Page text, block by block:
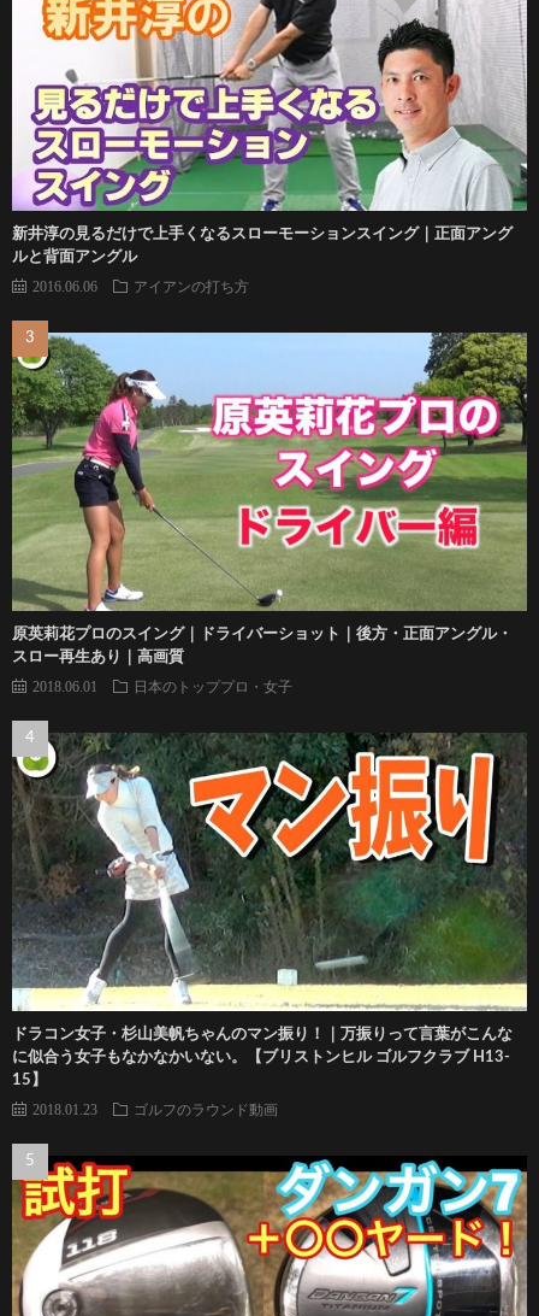
新井淳の見るだけで上手くなるスローモーションスイング｜正面アング
ルと背面アングル
2016.06.06 アイアンの打ち方
原英莉花プロのスイング｜ドライバーショット｜後方・正面アングル・
スロー再生あり｜高画質
2018.06.01 日本のトッププロ・女子
ドラコン女子・杉山美帆ちゃんのマン振り！｜万振りって言葉がこんな
に似合う女子もなかなかいない。【ブリストンヒル ゴルフクラブ H13-
15】
2018.01.23 ゴルフのラウンド動画